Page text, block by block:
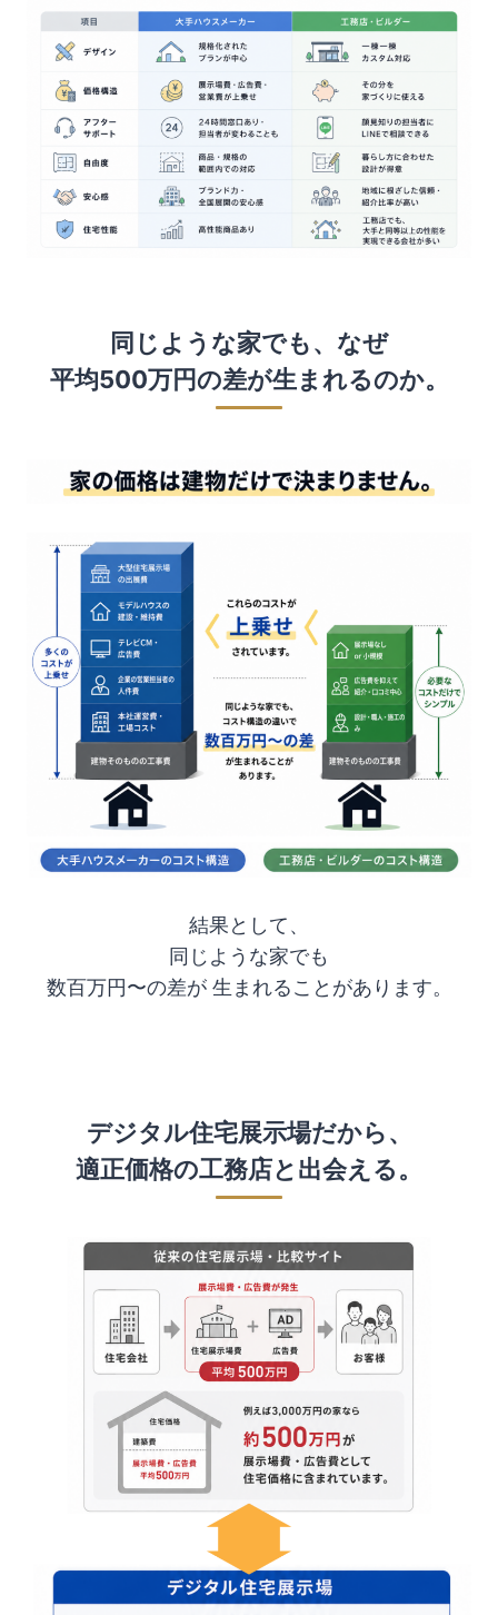
同じような家でも、なぜ
平均500万円の差が生まれるのか。
結果として、
同じような家でも
数百万円〜の差が 生まれることがあります。
デジタル住宅展示場だから、
適正価格の工務店と出会える。